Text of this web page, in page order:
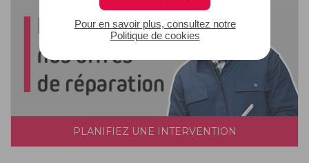
Pour en savoir plus, consultez notre
Politique de cookies
PLANIFIEZ UNE INTERVENTION